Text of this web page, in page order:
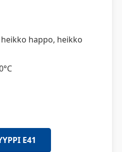
heikko happo, heikko
E41